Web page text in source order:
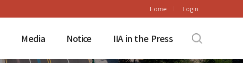
Home Login
Media Notice IIA in the Press